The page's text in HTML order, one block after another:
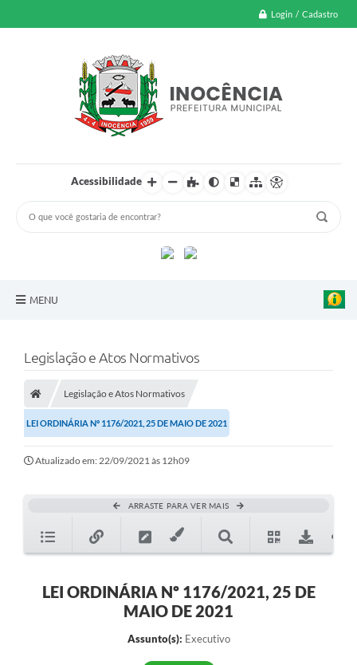
Login / Cadastro
Acessibilidade
MENU
Poder Executivo
Transparência Pública
Legislação
Galeria de Fotos
Cartas de Serviços
Legislação e Atos Normativos
Legislação e Atos Normativos
LEI ORDINÁRIA Nº 1176/2021, 25 DE MAIO DE 2021
Atualizado em: 22/09/2021 às 12h09
ARRASTE PARA VER MAIS
LEI ORDINÁRIA Nº 1176/2021, 25 DE
MAIO DE 2021
Assunto(s): Executivo